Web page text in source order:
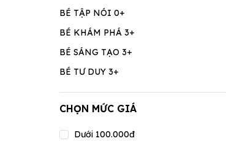
BÉ TẬP NÓI 0+
BÉ KHÁM PHÁ 3+
BÉ SÁNG TẠO 3+
BÉ TƯ DUY 3+
CHỌN MỨC GIÁ
Dưới 100.000đ